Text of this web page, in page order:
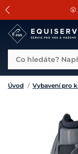
😮
📐Pasování a
Úvod / Vybavení pro